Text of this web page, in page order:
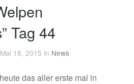
Tag 44
18, 2015 in News
das aller erste mal in